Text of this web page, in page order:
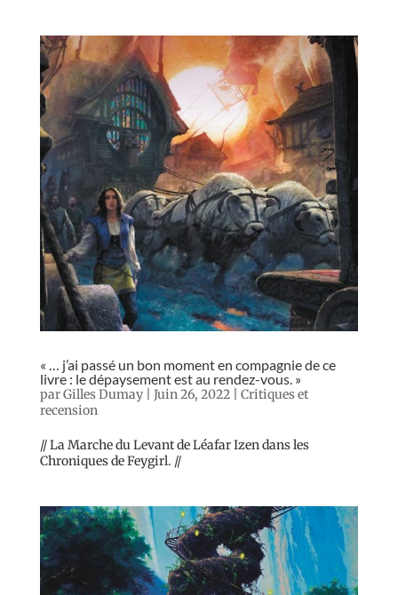
« … j’ai passé un bon moment en compagnie de ce
livre : le dépaysement est au rendez-vous. »
parGilles Dumay| Juin 26, 2022| Critiques et
recension
// La Marche du Levant de Léafar Izen dans les
Chroniques de Feygirl. //